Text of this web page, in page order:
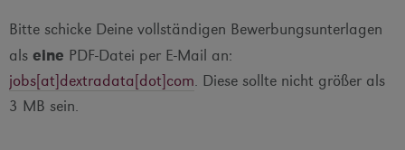
Bitte schicke Deine vollständigen Bewerbungsunterlagen
als eine PDF-Datei per E-Mail an:
jobs[at]dextradata[dot]com. Diese sollte nicht größer als
3 MB sein.